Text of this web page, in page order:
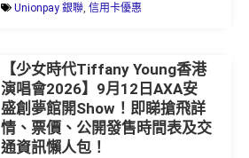
Unionpay 銀聯, 信用卡優惠
【少女時代Tiffany Young香港
演唱會2026】9月12日AXA安
盛創夢館開Show！即睇搶飛詳
情、票價、公開發售時間表及交
通資訊懶人包！